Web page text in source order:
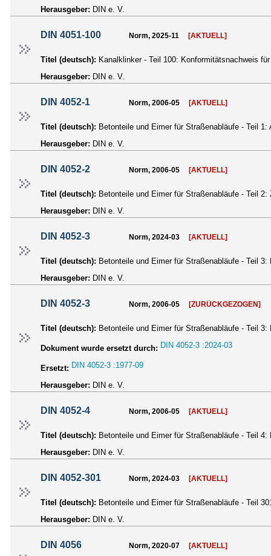
Herausgeber: DIN e. V.
DIN 4051-100 Norm, 2025-11 [AKTUELL]
Titel (deutsch): Kanalklinker - Teil 100: Konformitätsnachweis
Herausgeber: DIN e. V.
DIN 4052-1 Norm, 2006-05 [AKTUELL]
Titel (deutsch): Betonteile und Eimer für Straßenabläufe - Teil 1:
Herausgeber: DIN e. V.
DIN 4052-2 Norm, 2006-05 [AKTUELL]
Titel (deutsch): Betonteile und Eimer für Straßenabläufe - Teil
Herausgeber: DIN e. V.
DIN 4052-3 Norm, 2024-03 [AKTUELL]
Titel (deutsch): Betonteile und Eimer für Straßenabläufe - Teil
Herausgeber: DIN e. V.
DIN 4052-3 Norm, 2006-05 [ZURÜCKGEZOGEN]
Titel (deutsch): Betonteile und Eimer für Straßenabläufe - Teil 3:
Dokument wurde ersetzt durch: DIN 4052-3 :2024-03
Ersetzt: DIN 4052-3 :1977-09
Herausgeber: DIN e. V.
DIN 4052-4 Norm, 2006-05 [AKTUELL]
Titel (deutsch): Betonteile und Eimer für Straßenabläufe - Teil 4:
Herausgeber: DIN e. V.
DIN 4052-301 Norm, 2024-03 [AKTUELL]
Titel (deutsch): Betonteile und Eimer für Straßenabläufe - Teil
Herausgeber: DIN e. V.
DIN 4056 Norm, 2020-07 [AKTUELL]